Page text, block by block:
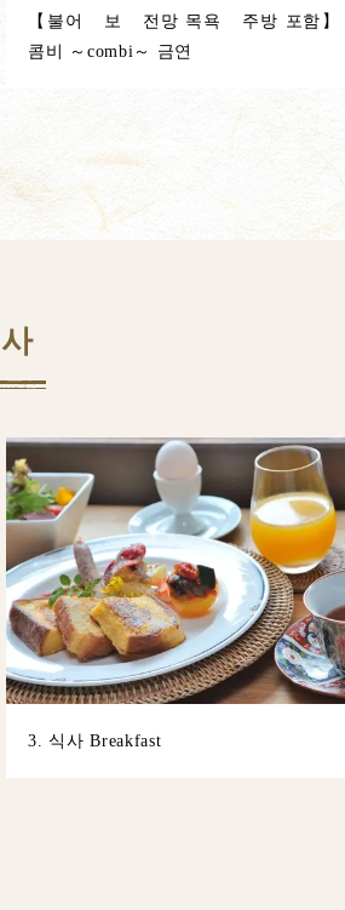
【불어 보 전망 목욕 주방 포함】
콤비 ～combi～ 금연
3. 식사 Breakfast